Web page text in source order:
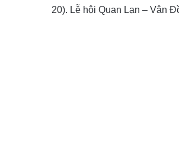
20). Lễ hội Quan Lạn – Vân